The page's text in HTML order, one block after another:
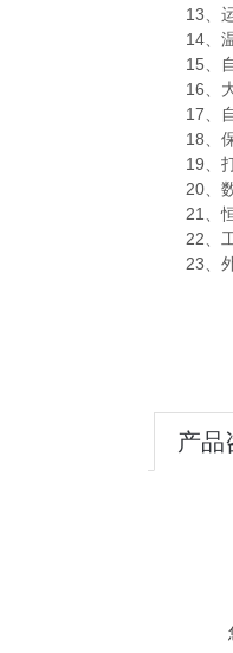
13、
14、
15、
16、
17、
18、
19、
20、
21、
22、
23、
产品